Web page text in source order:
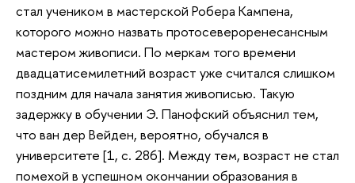
стал учеником в мастерской Робера Кампена,
которого можно назвать протосевероренесансным
мастером живописи. По меркам того времени
двадцатисемилетний возраст уже считался слишком
поздним для начала занятия живописью. Такую
задержку в обучении Э. Панофский объяснил тем,
что ван дер Вейден, вероятно, обучался в
университете [1, с. 286]. Между тем, возраст не стал
помехой в успешном окончании образования в